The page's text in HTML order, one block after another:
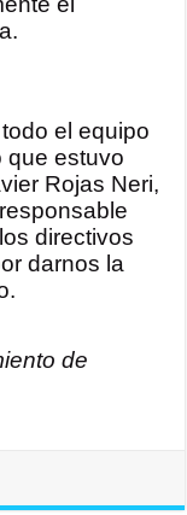
el equipo
que estuvo
Rojas Neri,
directivos
darnos la
de